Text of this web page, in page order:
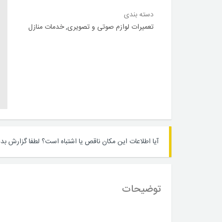
دسته بندی
تعمیرات لوازم صوتی و تصویری,خدمات منازل
آیا اطلاعات این مکان ناقص یا اشتباه است؟ لطفا گزارش
توضیحات